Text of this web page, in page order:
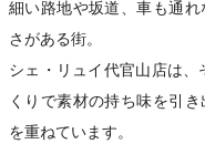
細い路地や坂道、車も通
さがある街。
シェ・リュイ代官山店は
くりで素材の持ち味を引
を重ねています。